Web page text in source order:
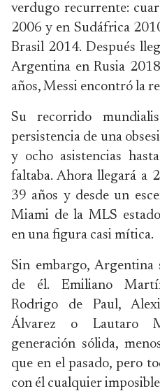
verdugo recurrente:
2006 y en Sudáfrica
Brasil 2014. Después
Argentina en Rusia
años, Messi encontró la
Su recorrido
persistencia de una
y ocho asistencias
faltaba. Ahora llegará a
39 años y desde un
Miami de la MLS
en una figura casi mítica.
Sin embargo,
de él. Emiliano
Rodrigo de Paul,
Álvarez o Lautaro
generación sólida,
que en el pasado, pero
con él cualquier